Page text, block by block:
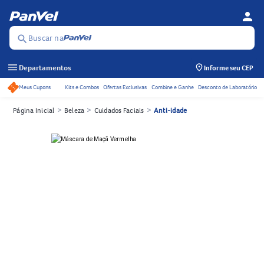
search Buscar na
person
menu Departamentos Informe seu CEP
Acessos rápidos do cabeçalho
Meus Cupons Kits e Combos Ofertas Exclusivas Combine e Ganhe Desconto de Laboratório
Página Inicial > Beleza > Cuidados Faciais > Anti-idade